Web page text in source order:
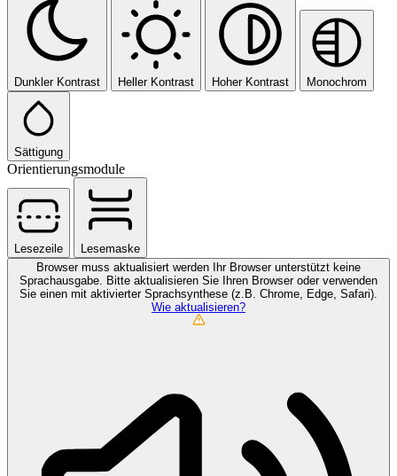
Dunkler Kontrast Heller Kontrast Hoher Kontrast Monochrom
Sättigung
Orientierungsmodule
Lesezeile
Lesemaske
Browser muss aktualisiert werden
Ihr Browser unterstützt keine
Sprachausgabe. Bitte aktualisieren Sie Ihren Browser oder verwenden
Sie einen mit aktivierter Sprachsynthese (z.B. Chrome, Edge, Safari).
Wie aktualisieren?